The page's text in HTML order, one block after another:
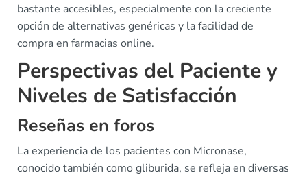
bastante accesibles, especialmente con la creciente
opción de alternativas genéricas y la facilidad de
compra en farmacias online.
Perspectivas del Paciente y
Niveles de Satisfacción
Reseñas en foros
La experiencia de los pacientes con Micronase,
conocido también como gliburida, se refleja en diversas